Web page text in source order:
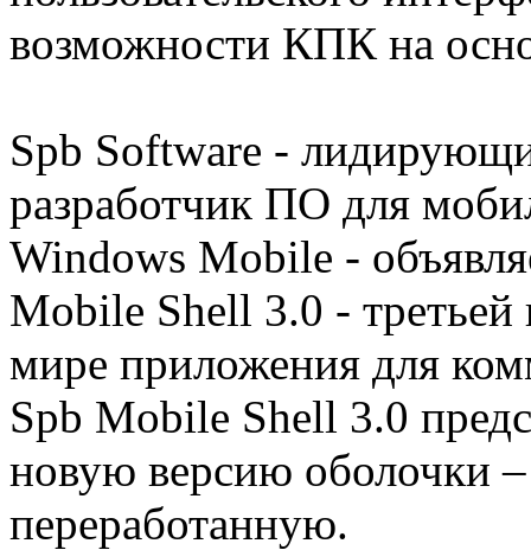
возможности КПК на
Spb Software -
разработчик ПО для
Windows Mobile -
Mobile Shell 3.0 - третьей
мире приложения для
Spb Mobile Shell 3.0
новую версию оболочки
переработанную.